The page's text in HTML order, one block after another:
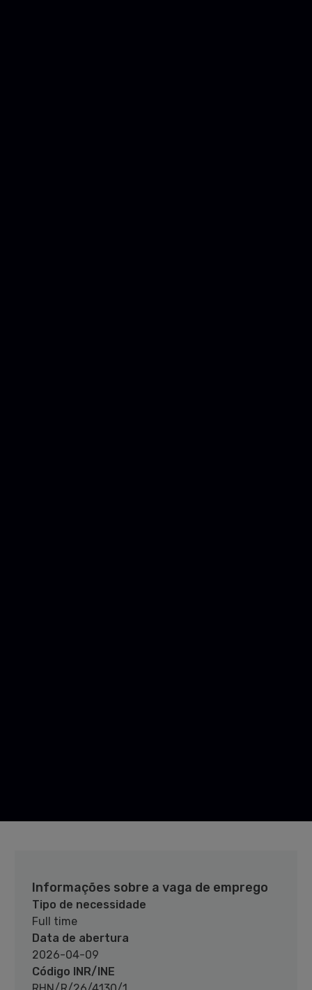
Informações sobre a vaga de emprego
Tipo de necessidade
Full time
Data de abertura
2026-04-09
Código INR/INE